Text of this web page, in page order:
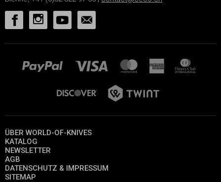
ÜBER WORLD-OF-KNIVES
KATALOG
NEWSLETTER
AGB
DATENSCHUTZ & IMPRESSUM
SITEMAP